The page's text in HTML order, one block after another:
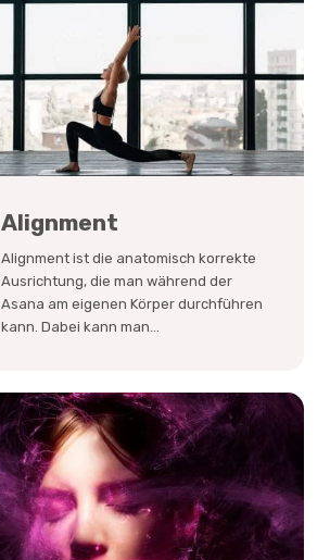
Alignment
Alignment ist die anatomisch korrekte
Ausrichtung, die man während der
Asana am eigenen Körper durchführen
kann. Dabei kann man...